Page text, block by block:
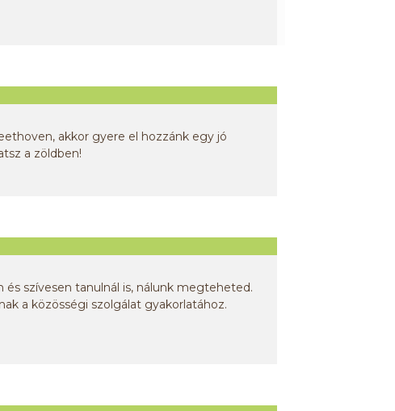
akkor gyere el hozzánk egy jó
a zöldben!
szívesen tanulnál is, nálunk megteheted.
a közösségi szolgálat gyakorlatához.